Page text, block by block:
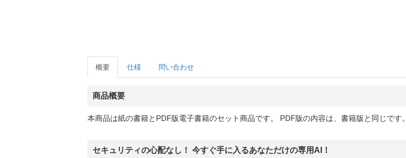
概要 仕様 問い合わせ
商品概要
本商品は紙の書籍とPDF版電子書籍のセット商品です。 PDF版の内容は、書籍版と同じです。
セキュリティの心配なし！ 今すぐ手に入るあなただけの専用AI！